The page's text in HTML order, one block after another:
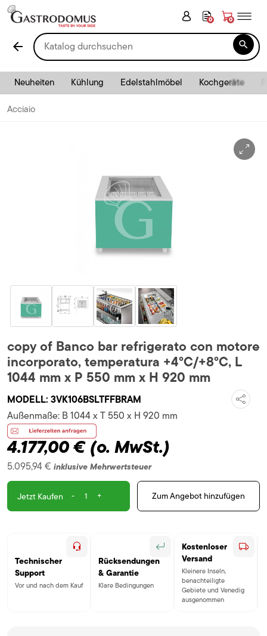
0 0
arrow_back 
Neuheiten Kühlung Edelstahlmöbel Kochgeräte
Acciaio
copy of Banco bar refrigerato con motore
incorporato, temperatura +4°C/+8°C, L
1044 mm x P 550 mm x H 920 mm
MODELL: 3VK106BSLTFFBRAM
Außenmaße: B 1044 x T 550 x H 920 mm
4.177,00 €(o. MwSt.)
5.095,94 € inklusive Mehrwertsteuer
Jetzt Kaufen - + Zum Angebot hinzufügen
Technischer
Support
Vor und nach dem Kauf
Rücksendungen
& Garantie
Klare Bedingungen
Kostenloser
Versand
Kleinere Inseln,
benachteiligte
Gebiete und Venedig
ausgenommen